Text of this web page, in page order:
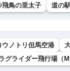
飛鳥の里太子 道の
ウノトリ但馬空港
グライダー飛行場（